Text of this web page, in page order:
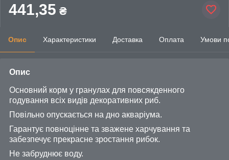
441,35 ₴
Опис Характеристики Доставка Оплата Умови
Опис
Основний корм у гранулах для повсякденного
годування всіх видів декоративних риб.
Повільно опускається на дно акваріума.
Гарантує повноцінне та зважене харчування та
забезпечує прекрасне зростання рибок.
Не забруднює воду.